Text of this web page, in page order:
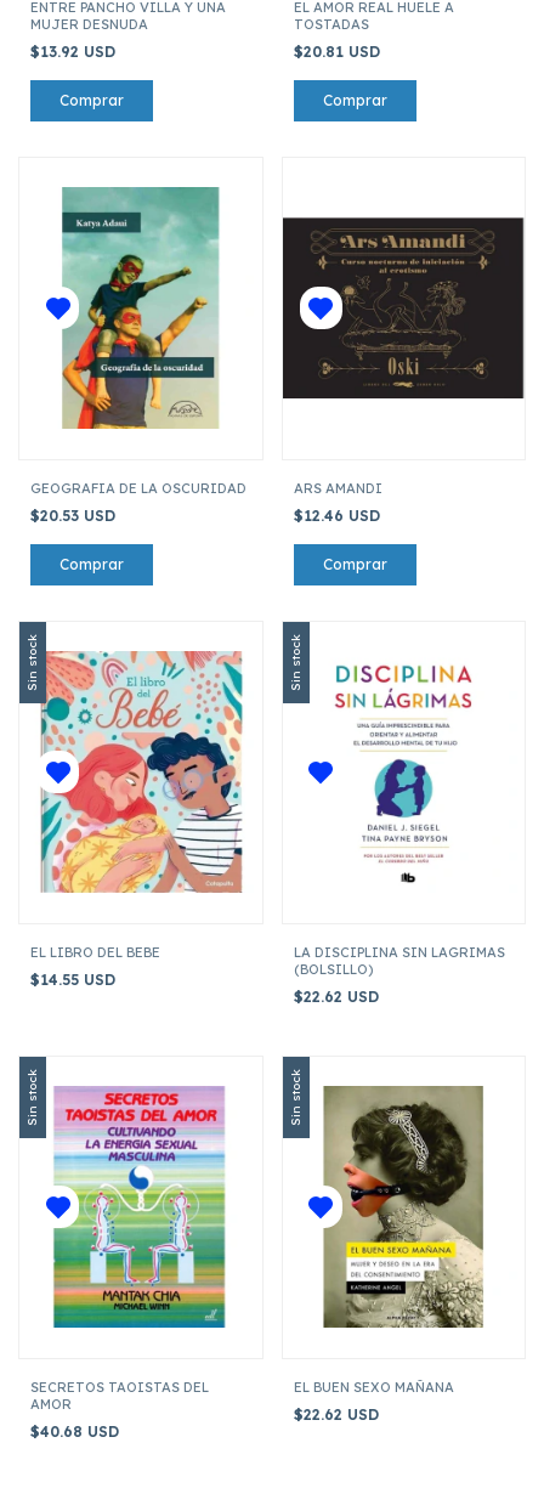
ENTRE PANCHO VILLA Y UNA
MUJER DESNUDA
$13.92 USD
EL AMOR REAL HUELE A
TOSTADAS
$20.81 USD
GEOGRAFIA DE LA OSCURIDAD
$20.53 USD
ARS AMANDI
$12.46 USD
Sin stock
EL LIBRO DEL BEBE
$14.55 USD
Sin stock
LA DISCIPLINA SIN LAGRIMAS
(BOLSILLO)
$22.62 USD
Sin stock
SECRETOS TAOISTAS DEL
AMOR
$40.68 USD
Sin stock
EL BUEN SEXO MAÑANA
$22.62 USD